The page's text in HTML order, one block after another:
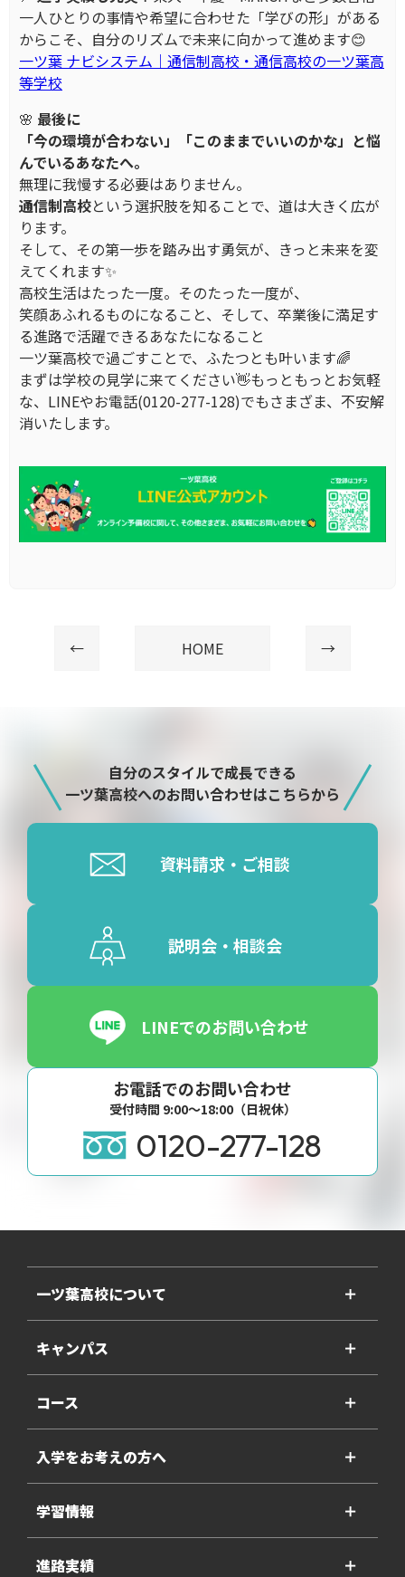
一人ひとりの事情や希望に合わせた「学びの形」がある
からこそ、自分のリズムで未来に向かって進めます😊
一ツ葉 ナビシステム｜通信制高校・通信高校の一ツ葉高
等学校
🌸 最後に
「今の環境が合わない」「このままでいいのかな」と悩
んでいるあなたへ。
無理に我慢する必要はありません。
通信制高校という選択肢を知ることで、道は大きく広が
ります。
そして、その第一歩を踏み出す勇気が、きっと未来を変
えてくれます✨
高校生活はたった一度。そのたった一度が、
笑顔あふれるものになること、そして、卒業後に満足す
る進路で活躍できるあなたになること
一ツ葉高校で過ごすことで、ふたつとも叶います🌈
まずは学校の見学に来てください👋もっともっとお気軽
な、LINEやお電話(0120-277-128)でもさまざま、不安解
消いたします。
← HOME →
自分のスタイルで成長できる
一ツ葉高校へのお問い合わせはこちらから
資料請求・ご相談
説明会・相談会
LINEでのお問い合わせ
お電話でのお問い合わせ
受付時間 9:00〜18:00（日祝休）
0120-277-128
一ツ葉高校について ＋
キャンパス ＋
コース ＋
入学をお考えの方へ ＋
学習情報 ＋
進路実績 ＋